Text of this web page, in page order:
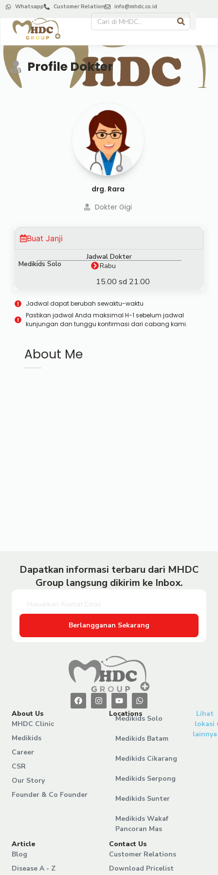
Whatsapp Customer Relation info@mhdc.co.id
Profile Dokter
drg. Rara
Dokter Gigi
Buat Janji
Jadwal Dokter
Medikids Solo Rabu
15.00 sd 21.00
Jadwal dapat berubah sewaktu-waktu
Pastikan jadwal Anda maksimal H-1 sebelum jadwal
kunjungan dan tunggu konfirmasi dari cabang kami.
About Me
Dapatkan informasi terbaru dari MHDC
Group langsung dikirim ke Inbox.
Berlangganan Sekarang
About Us
MHDC Clinic
Medikids
Career
CSR
Our Story
Founder & Co Founder
Locations
Medikids Solo
Medikids Batam
Medikids Cikarang
Medikids Serpong
Medikids Sunter
Medikids Wakaf
Pancoran Mas
Lihat
lokasi
lainnya
Article
Blog
Disease A - Z
Contact Us
Customer Relations
Download Pricelist